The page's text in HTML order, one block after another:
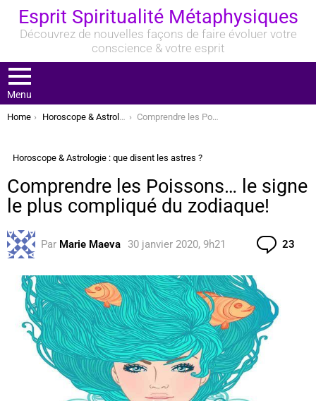
Esprit Spiritualité Métaphysiques
Découvrez de nouvelles façons de faire évoluer votre
conscience & votre esprit
Menu
You are here:
Home Horoscope & Astrologie : que disent les astres ? Comprendre les Poissons… le signe le plus compliqué du zodiaque!
Horoscope & Astrologie : que disent les astres ?
Comprendre les Poissons… le signe
le plus compliqué du zodiaque!
Par Marie Maeva 30 janvier 2020, 9h21 23